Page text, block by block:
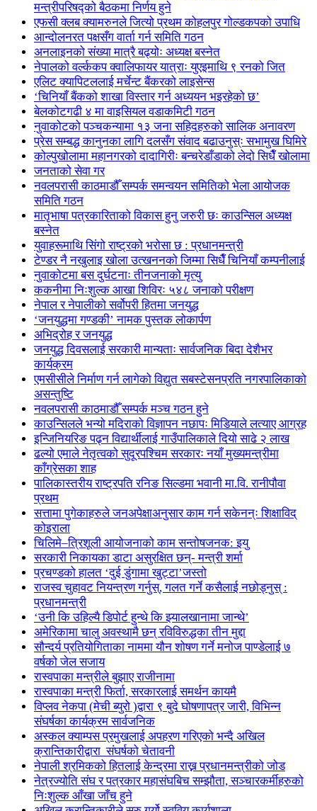
मन्त्रीपरिषद्को बैठकमा निर्णय हुने
एफसी क्लब क्यामरुनले जित्यो प्रथम कोहलपुर गोल्डकपको उपाधि
आन्दोलनरत पक्षसँग वार्ता गर्न समिति गठन
अनलाइनको संख्या मात्रै बढ्योः अध्यक्ष बस्नेत
नेपालको वर्ल्ककप क्वालिफायर यात्राः युएइमाथि ९ रनको जित
एलिट क्यापिटललाई मर्चेन्ट बैंकरको लाइसेन्स
‘चिनियाँ बैंकको शाखा विस्तार गर्न अध्ययन भइरहेको छ’
बेलकोटगढी ४ मा वाइसियल वडाकमिटी गठन
नुवाकोटको पञ्चकन्यामा १३ जना सहिदहरुको सालिक अनावरण
प्रेस सम्बद्ध कानुनका लागि दलसँग संवाद बढाउनुस्ः सभामुख घिमिरे
कोल्पुखोलामा महानगरको दादागिरीः बन्चरेडाँडाको लेदो सिधैँ खोलामा
जनताको सेवा गर
नवलपरासी काठमाडौँ सम्पर्क समन्वयन समितिको भेला आयोजक
समिति गठन
मातृभाषा पत्रकारिताको विकास हुनु जरुरी छः काउन्सिल अध्यक्ष
बस्नेत
युवाहरूमाथि सिंगो राष्ट्रको भरोसा छ : प्रधानमन्त्री
टेण्डर नै नखुलाइ खोला उत्खननको जिम्मा सिधैँ चिनियाँ कम्पनीलाई
नुवाकोटमा बस दुर्घटनाः तीनजनाको मृत्यु
ककनीमा निःशुल्क आखा शिविरः ५४८ जनाको परीक्षण
नेपाल र नेपालीको सर्वोपरी हितमा जनयुद्ध
‘जनयुद्धमा गण्डकी’ नामक पुस्तक लोकार्पण
अभिद्रोह र जनयुद्ध
जनयुद्ध दिवसलाई सरकारी मान्यताः सार्वजनिक बिदा देशैभर
कार्यक्रम
एमसीसीले निर्माण गर्न लागेको विद्युत सबस्टेसनप्रति नगरपालिकाको
असन्तुष्टि
नवलपरासी काठमाडौँ सम्पर्क मञ्च गठन हुने
काउन्सिलले भन्यो मदिराको विज्ञापन नछापः मिडियाले लत्याए आग्रह
इन्जिनियरिङ पढ्न विद्यार्थीलाई गाउँपालिकाले दियो साढे २ लाख
ढल्यो एमाले नेतृत्वको सुदूरपश्चिम सरकारः नयाँ मुख्यमन्त्रीमा
काँग्रेसका शाह
पालिकास्तरीय राष्ट्रपति रनिङ सिल्डमा भवानी मा.वि. रानीपौवा
प्रथम
सत्तामा पुगेकाहरुले जनअपेक्षाअनुसार काम गर्न सकेनन्ः शिक्षाविद्
कोइराला
चिलिमे–त्रिशूली आयोजनाको काम सन्तोषजनक: इयु
सरकारी निकायका डाटा असुरक्षित छन्- मन्त्री शर्मा
प्रचण्डको हालत ‘दुई डुंगामा खुट्टा’जस्तो
राजस्व चुहावट नियन्त्रण गर्नुस्, गलत गर्ने कसैलाई नछोड्नुस् :
प्रधानमन्त्री
‘उनी कि उहिल्यै डिपोर्ट हुन्थे कि झ्यालखानामा जान्थे’
अमेरिकामा चालु अवस्थामै छन् रविविरुद्धका तीन मुद्दा
सौन्दर्य प्रतियोगिताका नाममा यौन शोषण गर्ने मनोज पाण्डेलाई ७
वर्षको जेल सजाय
रास्वपाका मन्त्रीले बुझाए राजीनामा
रास्वपाका मन्त्री फिर्ता, सरकारलाई समर्थन कायमै
विप्लव नेकपा (मेची ब्युरो )द्वारा ९ बुदे घोषणापत्र जारी, विभिन्न
संघर्षका कार्यक्रम सार्वजनिक
अस्कल क्याम्पस प्रमुखलाई अपहरण गरिएको भन्दै अखिल
क्रान्तिकारीद्वारा संघर्षको चेतावनी
नेपाली श्रमिकको हितलाई केन्द्रमा राख्न प्रधानमन्त्रीको जोड
नेत्रज्योति संघ र पत्रकार महासंघबिच सम्झौता, सञ्चारकर्मीहरुको
निःशुल्क आँखा जाँच हुने